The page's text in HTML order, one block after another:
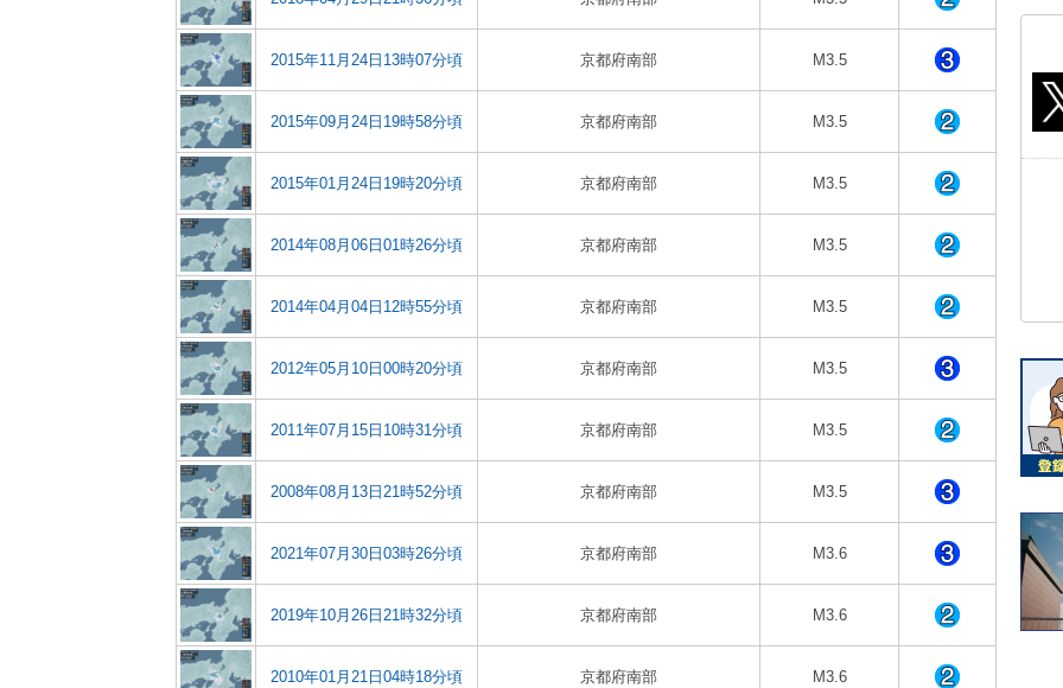
2015年11月24日13時07分頃 京都府南部 M3.5
2015年09月24日19時58分頃 京都府南部 M3.5
2015年01月24日19時20分頃 京都府南部 M3.5
2014年08月06日01時26分頃 京都府南部 M3.5
2014年04月04日12時55分頃 京都府南部 M3.5
2012年05月10日00時20分頃 京都府南部 M3.5
2011年07月15日10時31分頃 京都府南部 M3.5
2008年08月13日21時52分頃 京都府南部 M3.5
2021年07月30日03時26分頃 京都府南部 M3.6
2019年10月26日21時32分頃 京都府南部 M3.6
2010年01月21日04時18分頃 京都府南部 M3.6